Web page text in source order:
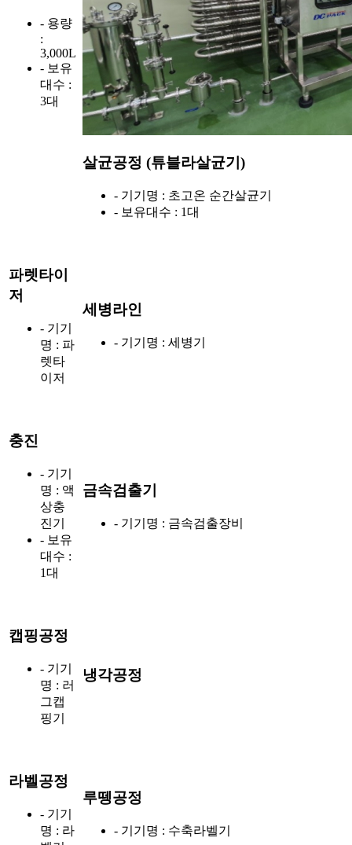
- 용량
:
3,000L
- 보유
대수 :
3대
살균공정 (튜블라살균기)
- 기기명 : 초고온 순간살균기
- 보유대수 : 1대
파렛타이
저
- 기기
명 : 파
렛타
이저
세병라인
- 기기명 : 세병기
충진
- 기기
명 : 액
상충
진기
- 보유
대수 :
1대
금속검출기
- 기기명 : 금속검출장비
캡핑공정
- 기기
명 : 러
그캡
핑기
냉각공정
라벨공정
- 기기
명 : 라
루뗑공정
- 기기명 : 수축라벨기